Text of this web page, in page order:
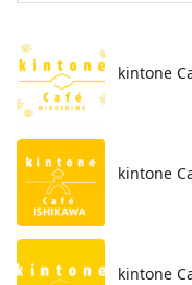
kintone
​kintone
kintone